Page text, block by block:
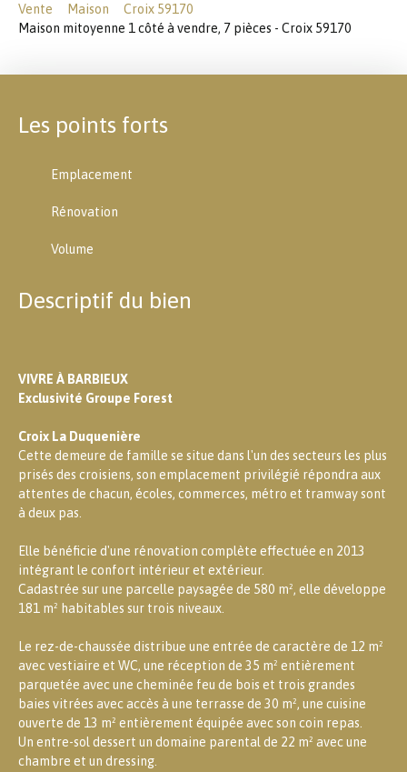
Vente Maison
Croix 59170
Maison mitoyenne 1 côté à vendre, 7 pièces - Croix 59170
Les points forts
Emplacement
Rénovation
Volume
Descriptif du bien
VIVRE À BARBIEUX
Exclusivité Groupe Forest
Croix La Duquenière
Cette demeure de famille se situe dans l'un des secteurs les plus
prisés des croisiens, son emplacement privilégié répondra aux
attentes de chacun, écoles, commerces, métro et tramway sont
à deux pas.
Elle bénéficie d'une rénovation complète effectuée en 2013
intégrant le confort intérieur et extérieur.
Cadastrée sur une parcelle paysagée de 580 m², elle développe
181 m² habitables sur trois niveaux.
Le rez-de-chaussée distribue une entrée de caractère de 12 m²
avec vestiaire et WC, une réception de 35 m² entièrement
parquetée avec une cheminée feu de bois et trois grandes
baies vitrées avec accès à une terrasse de 30 m², une cuisine
ouverte de 13 m² entièrement équipée avec son coin repas.
Un entre-sol dessert un domaine parental de 22 m² avec une
chambre et un dressing.